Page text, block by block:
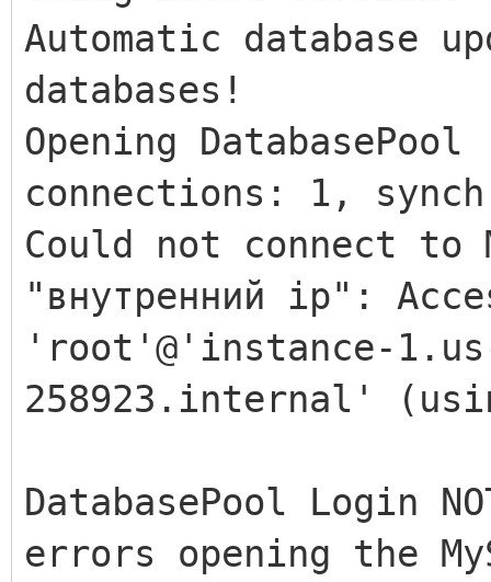
Automatic database
databases!
Opening
connections: 1,
Could not connect to
"внутренний ip":
'root'@'instance-
258923.internal'
DatabasePool Login
errors opening the